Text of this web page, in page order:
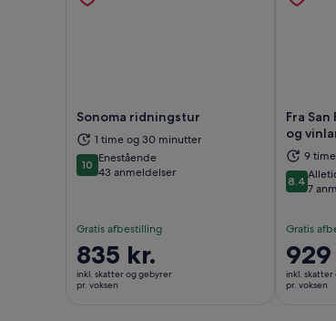
Sonoma ridningstur
1 time og 30 minutter
1010 ud af 10
Enestående
43 anmeldelser
Gratis afbestilling
Prisen
er
835 kr.
835 kr.
inkl. skatter og gebyrer
pr. voksen
Åbner i en ny fane
Fra
og
9
8.48.4 ud
7
Gratis
Prisen
er
929 kr.
inkl.
pr. voksen